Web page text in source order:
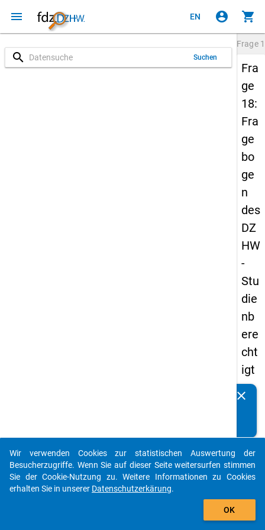
menu EN account_circle shopping_cart
search Suchen
Frage
Fra
ge
18:
Fra
ge
bo
ge
n
des
DZ
HW
-
Stu
die
nb
ere
cht
igt
en
s
20
08
clear
auto_stories
add_shopping_cart
Wir verwenden Cookies zur statistischen Auswertung der
Besucherzugriffe. Wenn Sie auf dieser Seite weitersurfen stimmen
Sie der Cookie-Nutzung zu. Weitere Informationen zu Cookies
erhalten Sie in unserer Datenschutzerkärung.
OK